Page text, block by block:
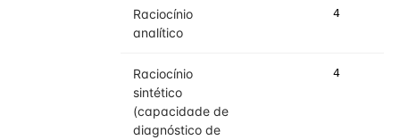
Raciocínio
analítico
4
Raciocínio
sintético
(capacidade de
diagnóstico de
4